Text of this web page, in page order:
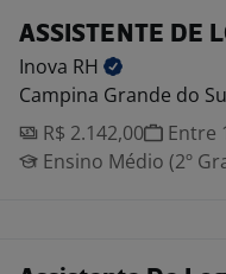
ASSISTENTE DE
Inova RH
Campina Grande do
R$ 2.142,00
Entre
Ensino Médio (2º